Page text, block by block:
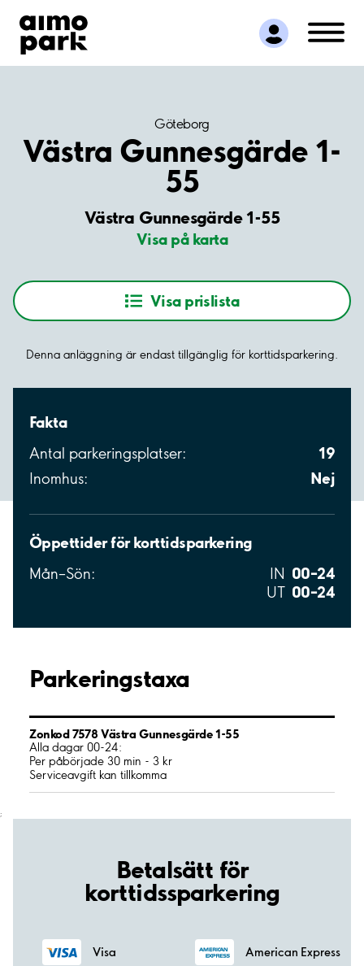
Hitta parkering
Samarbete
Kundservice
Göteborg
Västra Gunnesgärde 1-
55
Västra Gunnesgärde 1-55
Visa på karta
Visa prislista
Denna anläggning är endast tillgänglig för korttidsparkering.
Fakta
Antal parkeringsplatser: 19
Inomhus: Nej
Öppettider för korttidsparkering
Mån–Sön: IN 00–24
UT 00–24
Parkeringstaxa
Zonkod 7578 Västra Gunnesgärde 1-55
Alla dagar 00-24:
Per påbörjade 30 min - 3 kr
Serviceavgift kan tillkomma
;
Betalsätt för
korttidssparkering
Visa American Express